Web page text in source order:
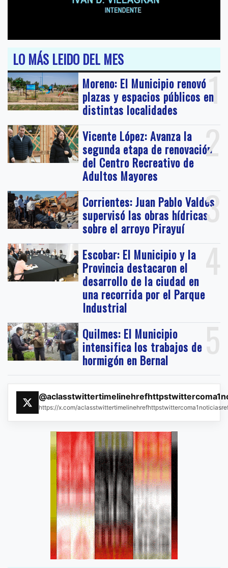
LO MÁS LEIDO DEL MES
1
Moreno: El Municipio renovó
plazas y espacios públicos en
distintas localidades
2
Vicente López: Avanza la
segunda etapa de renovación
del Centro Recreativo de
Adultos Mayores
3
Corrientes: Juan Pablo Valdés
supervisó las obras hídricas
sobre el arroyo Pirayuí
4
Escobar: El Municipio y la
Provincia destacaron el
desarrollo de la ciudad en
una recorrida por el Parque
Industrial
5
Quilmes: El Municipio
intensifica los trabajos de
hormigón en Bernal
https://x.com/